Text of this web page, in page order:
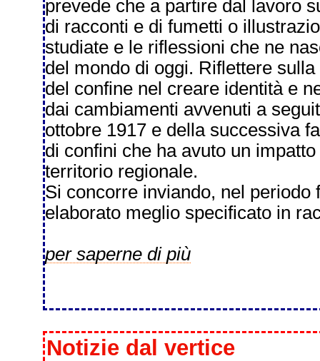
prevede che a partire dal lavoro
di racconti e di fumetti o
studiate e le riflessioni che ne
del mondo di oggi. Riflettere
del confine nel creare identità e
dai cambiamenti avvenuti a
ottobre 1917 e della successiva
di confini che ha avuto un
territorio regionale.
Si concorre inviando, nel
elaborato meglio specificato in
per saperne di più
Notizie dal vertice